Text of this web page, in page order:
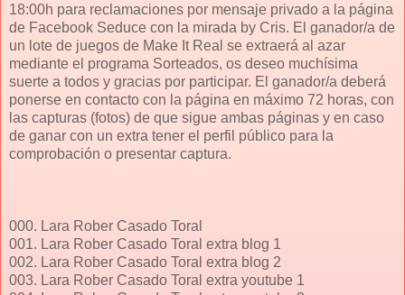
18:00h para reclamaciones por mensaje privado a la página
de Facebook Seduce con la mirada by Cris. El ganador/a de
un lote de juegos de Make It Real se extraerá al azar
mediante el programa Sorteados, os deseo muchísima
suerte a todos y gracias por participar. El ganador/a deberá
ponerse en contacto con la página en máximo 72 horas, con
las capturas (fotos) de que sigue ambas páginas y en caso
de ganar con un extra tener el perfil público para la
comprobación o presentar captura.
000. Lara Rober Casado Toral
001. Lara Rober Casado Toral extra blog 1
002. Lara Rober Casado Toral extra blog 2
003. Lara Rober Casado Toral extra youtube 1